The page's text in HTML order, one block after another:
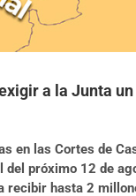
a la Junta
en las Cortes de
próximo 12 de
hasta 2